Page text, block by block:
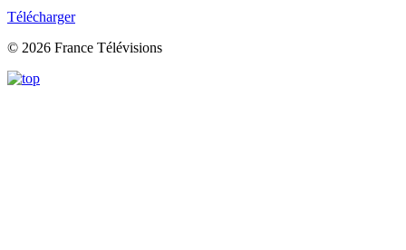
Télécharger
© 2026 France Télévisions